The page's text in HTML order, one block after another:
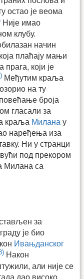
остао је веома
Није имао
клубу.
начин
плаћају мањи
прага, који је
Међутим краља
на ту
броја
гласали за
краља Милана у
наређења иза
Ни у странци
под прекором
Милана са
за
је био
Ивањданског
Након
али није се